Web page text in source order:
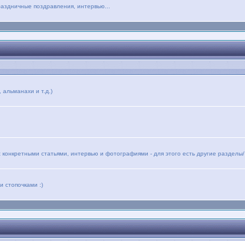
поздравления, интервью...
альманахи и т.д.)
статьями, интервью и фотографиями - для этого есть другие разделы/
стопочками :)